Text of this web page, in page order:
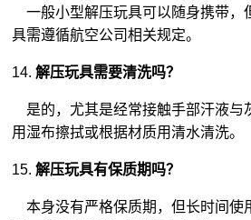
一般小型解压玩具可以随身携带，
具需遵循航空公司相关规定。
14.解压玩具需要清洗吗？
是的，尤其是经常接触手部汗液与
用湿布擦拭或根据材质用清水清洗。
15.解压玩具有保质期吗？
本身没有严格保质期，但长时间使